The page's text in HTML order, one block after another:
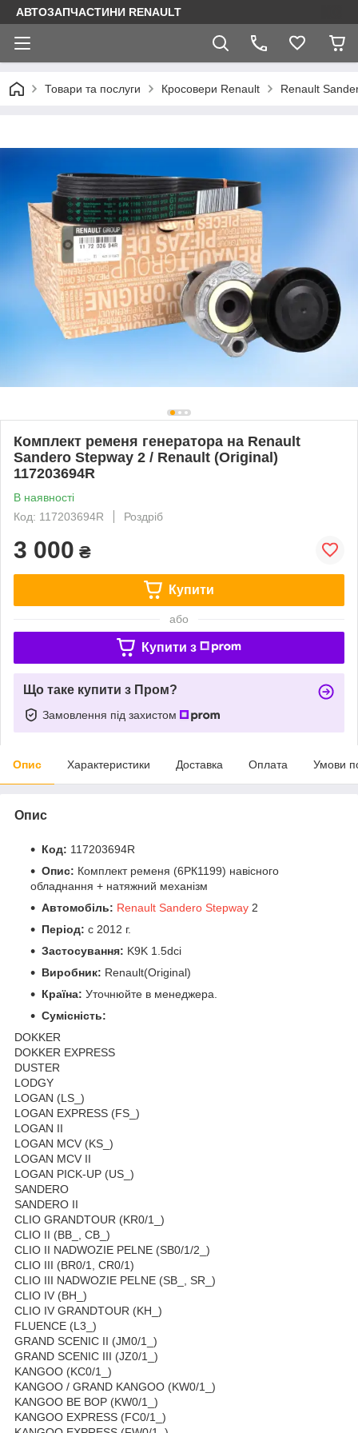
АВТОЗАПЧАСТИНИ RENAULT
Товари та послуги Кросовери Renault Renault
Комплект ременя генератора на Renault
Sandero Stepway 2 / Renault (Original)
117203694R
В наявності
Код: 117203694R
Роздріб
3 000 ₴
Купити
або
Купити з
Що таке купити з Пром?
Замовлення під захистом
Опис Характеристики Доставка Оплата Умови
Опис
Код: 117203694R
Опис: Комплект ременя (6РК1199) навісного
обладнання + натяжний механізм
Автомобіль: Renault Sandero Stepway 2
Період: c 2012 г.
Застосування: K9K 1.5dci
Виробник: Renault(Original)
Країна: Уточнюйте в менеджера.
Сумісність:
DOKKER
DOKKER EXPRESS
DUSTER
LODGY
LOGAN (LS_)
LOGAN EXPRESS (FS_)
LOGAN II
LOGAN MCV (KS_)
LOGAN MCV II
LOGAN PICK-UP (US_)
SANDERO
SANDERO II
CLIO GRANDTOUR (KR0/1_)
CLIO II (BB_, CB_)
CLIO II NADWOZIE PELNE (SB0/1/2_)
CLIO III (BR0/1, CR0/1)
CLIO III NADWOZIE PELNE (SB_, SR_)
CLIO IV (BH_)
CLIO IV GRANDTOUR (KH_)
FLUENCE (L3_)
GRAND SCENIC II (JM0/1_)
GRAND SCENIC III (JZ0/1_)
KANGOO (KC0/1_)
KANGOO / GRAND KANGOO (KW0/1_)
KANGOO BE BOP (KW0/1_)
KANGOO EXPRESS (FC0/1_)